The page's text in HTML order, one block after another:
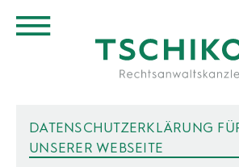
DATENSCHUTZERKLÄRUNG
UNSERER WEBSEITE